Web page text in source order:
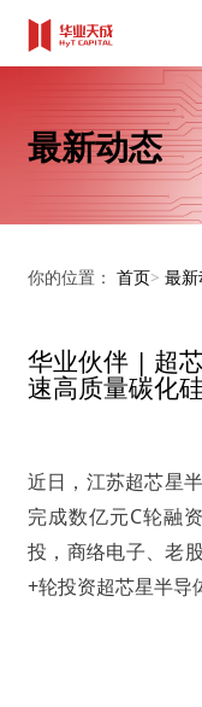
最新动态
你的位置： 首页> 最
华业伙伴 | 超
速高质量碳化
近日，江苏超芯星
完成数亿元C轮融
投，商络电子、老
+轮投资超芯星半导